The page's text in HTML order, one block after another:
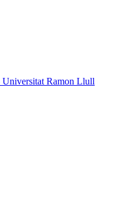
Universitat Ramon Llull